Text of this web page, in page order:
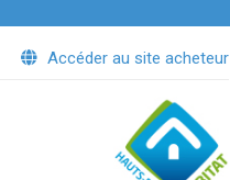
Accéder au site acheteur